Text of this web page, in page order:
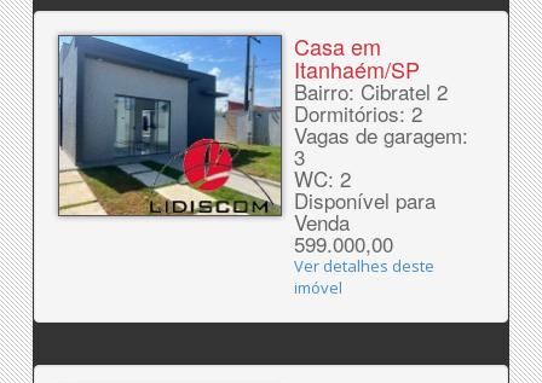
Casa em
Itanhaém/SP
Bairro: Cibratel 2
Dormitórios: 2
Vagas de garagem:
3
WC: 2
Disponível para
Venda
599.000,00
Ver detalhes deste
imóvel